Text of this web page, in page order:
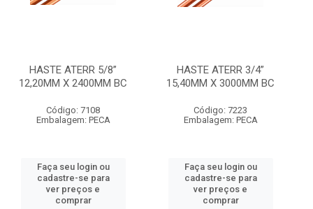
HASTE ATERR 5/8”
12,20MM X 2400MM BC
Código: 7108
Embalagem: PECA
Faça seu login ou
cadastre-se para
ver preços e
comprar
HASTE ATERR 3/4”
15,40MM X 3000MM BC
Código: 7223
Embalagem: PECA
Faça seu login ou
cadastre-se para
ver preços e
comprar